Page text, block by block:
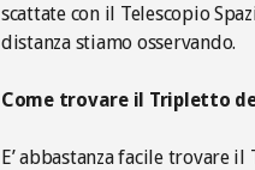
scattate con il Telescopio
distanza stiamo osservando.
Come trovare il Tripletto
E’ abbastanza facile trovare